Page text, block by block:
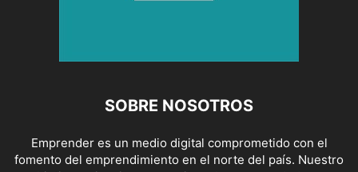
SOBRE NOSOTROS
Emprender es un medio digital comprometido con el
fomento del emprendimiento en el norte del país. Nuestro